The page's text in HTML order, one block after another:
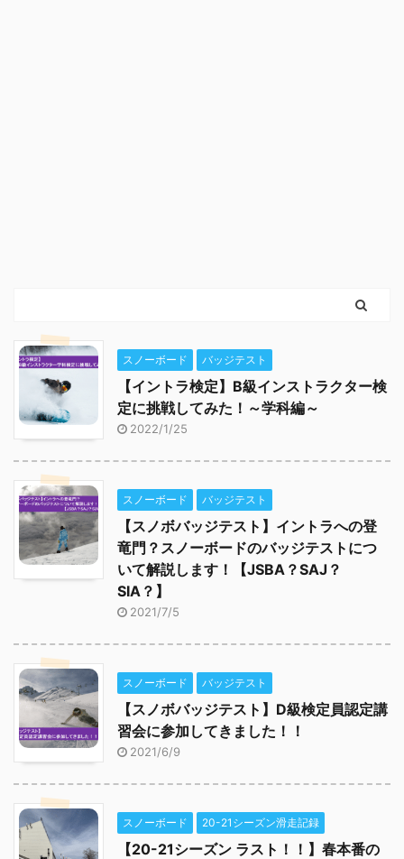
スノーボード バッジテスト
【イントラ検定】B級インストラクター検
定に挑戦してみた！～学科編～
2022/1/25
スノーボード バッジテスト
【スノボバッジテスト】イントラへの登
竜門？スノーボードのバッジテストにつ
いて解説します！【JSBA？SAJ？
SIA？】
2021/7/5
スノーボード バッジテスト
【スノボバッジテスト】D級検定員認定講
習会に参加してきました！！
2021/6/9
スノーボード 20-21シーズン滑走記録
【20-21シーズン ラスト！！】春本番の